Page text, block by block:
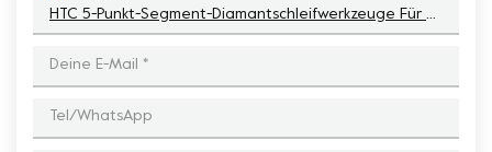
HTC 5-Punkt-Segment-Diamantschleifwerkzeuge Für Metalle